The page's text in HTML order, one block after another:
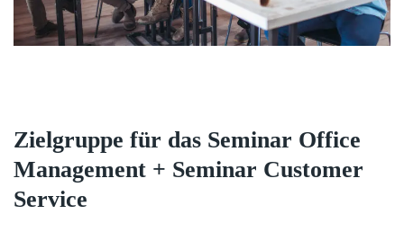
Zielgruppe für das Seminar Office
Management + Seminar Customer
Service